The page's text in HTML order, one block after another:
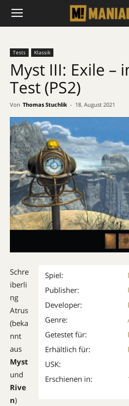
Tests Klassik
Myst III: Exile –
Test (PS2)
Von Thomas Stuchlik - 18. August 2021
Spiel:
Publisher:
Developer:
Genre:
Getestet für:
Erhältlich für:
USK:
Erschienen in:
Schre
iberli
ng
Atrus
(beka
nnt
aus
Myst
und
Rive
n)